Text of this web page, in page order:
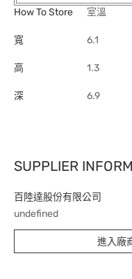
How To Store
室溫
寬 6.1
高 1.3
深 6.9
SUPPLIER
百陸達股份有限公司
undefined
進入廠